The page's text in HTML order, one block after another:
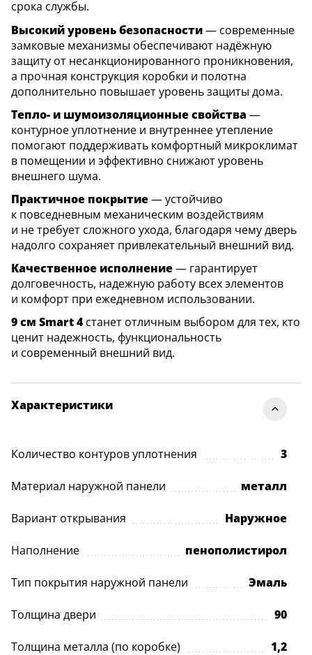
срока службы.
Высокий уровень безопасности— современные
замковые механизмы обеспечивают надёжную
защиту от несанкционированного проникновения,
а прочная конструкция коробки и полотна
дополнительно повышает уровень защиты дома.
Тепло- и шумоизоляционные свойства —
контурное уплотнение и внутреннее утепление
помогают поддерживать комфортный микроклимат
в помещении и эффективно снижают уровень
внешнего шума.
Практичное покрытие— устойчиво
к повседневным механическим воздействиям
и не требует сложного ухода, благодаря чему дверь
надолго сохраняет привлекательный внешний вид.
Качественное исполнение— гарантирует
долговечность, надежную работу всех элементов
и комфорт при ежедневном использовании.
9 см Smart 4станет отличным выбором для тех, кто
ценит надежность, функциональность
и современный внешний вид.
Характеристики
Количество контуров уплотнения 3
Материал наружной панели металл
Вариант открывания Наружное
Наполнение пенополистирол
Тип покрытия наружной панели Эмаль
Толщина двери 90
Толщина металла (по коробке) 1,2